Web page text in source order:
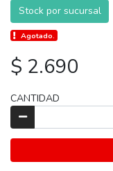
Stock por sucursal
Agotado.
$ 2.690
CANTIDAD